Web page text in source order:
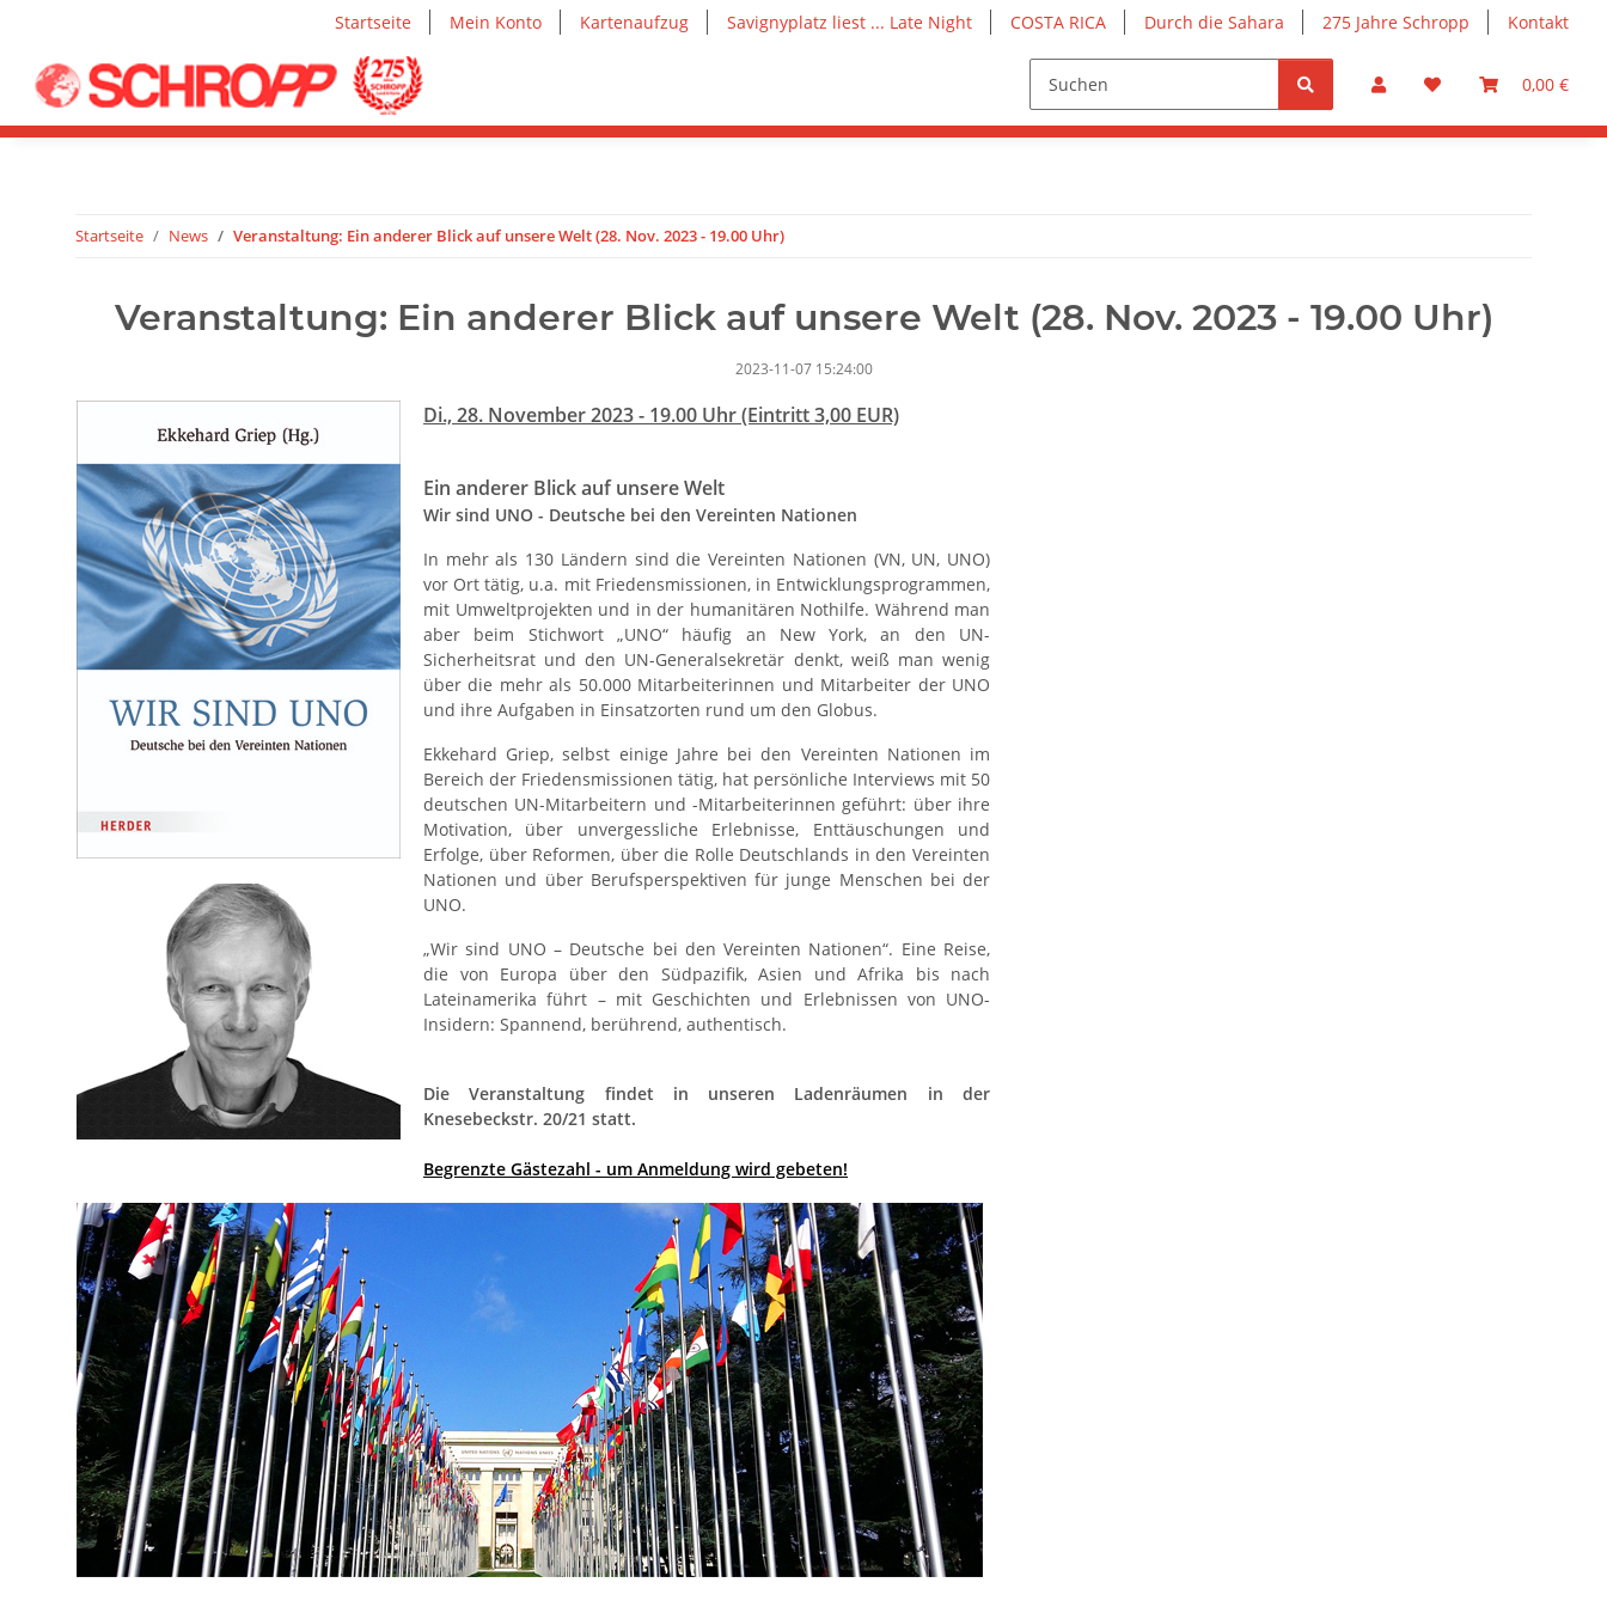
Startseite Mein Konto Kartenaufzug Savignyplatz liest ... Late Night COSTA RICA Durch die Sahara 275 Jahre Schropp Kontakt
0,00 €
Startseite News Veranstaltung: Ein anderer Blick auf unsere Welt (28. Nov. 2023 - 19.00 Uhr)
Veranstaltung: Ein anderer Blick auf unsere Welt (28. Nov. 2023 - 19.00 Uhr)
2023-11-07 15:24:00
Di., 28. November 2023 - 19.00 Uhr (Eintritt 3,00 EUR)
Ein anderer Blick auf unsere Welt
Wir sind UNO - Deutsche bei den Vereinten Nationen
In mehr als 130 Ländern sind die Vereinten Nationen (VN, UN, UNO)
vor Ort tätig, u.a. mit Friedensmissionen, in Entwicklungsprogrammen,
mit Umweltprojekten und in der humanitären Nothilfe. Während man
aber beim Stichwort „UNO“ häufig an New York, an den UN-
Sicherheitsrat und den UN-Generalsekretär denkt, weiß man wenig
über die mehr als 50.000 Mitarbeiterinnen und Mitarbeiter der UNO
und ihre Aufgaben in Einsatzorten rund um den Globus.
Ekkehard Griep, selbst einige Jahre bei den Vereinten Nationen im
Bereich der Friedensmissionen tätig, hat persönliche Interviews mit 50
deutschen UN-Mitarbeitern und -Mitarbeiterinnen geführt: über ihre
Motivation, über unvergessliche Erlebnisse, Enttäuschungen und
Erfolge, über Reformen, über die Rolle Deutschlands in den Vereinten
Nationen und über Berufsperspektiven für junge Menschen bei der
UNO.
„Wir sind UNO – Deutsche bei den Vereinten Nationen“. Eine Reise,
die von Europa über den Südpazifik, Asien und Afrika bis nach
Lateinamerika führt – mit Geschichten und Erlebnissen von UNO-
Insidern: Spannend, berührend, authentisch.
Die Veranstaltung findet in unseren Ladenräumen in der
Knesebeckstr. 20/21 statt.
Begrenzte Gästezahl - um Anmeldung wird gebeten!